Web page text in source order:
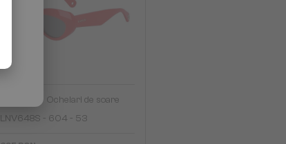
— Ochelari de soare
LNV648S - 604 - 53